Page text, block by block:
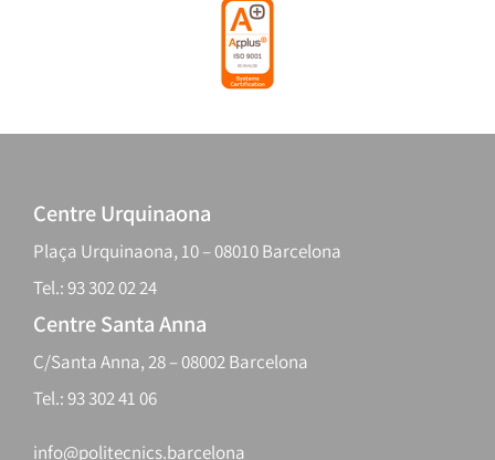
Centre Urquinaona
Plaça Urquinaona, 10 – 08010 Barcelona
Tel.: 93 302 02 24
Centre Santa Anna
C/Santa Anna, 28 – 08002 Barcelona
Tel.: 93 302 41 06
info@politecnics.barcelona